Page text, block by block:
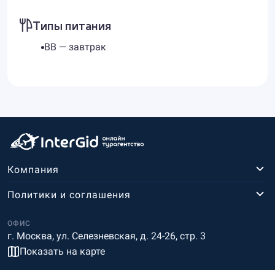
Типы питания
BB — завтрак
Компания
ОФИС
г. Москва, ул. Селезневская, д. 24-26, стр. 3
Показать на карте
Политики и соглашения